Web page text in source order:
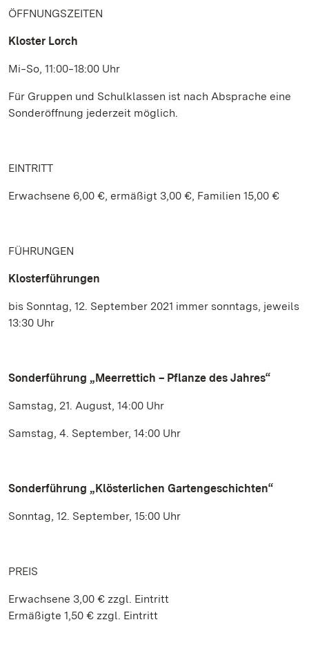
ÖFFNUNGSZEITEN
Kloster Lorch
Mi‒So, 11:00‒18:00 Uhr
Für Gruppen und Schulklassen ist nach Absprache eine
Sonderöffnung jederzeit möglich.
EINTRITT
Erwachsene 6,00 €, ermäßigt 3,00 €, Familien 15,00 €
FÜHRUNGEN
Klosterführungen
bis Sonntag, 12. September 2021 immer sonntags, jeweils
13:30 Uhr
Sonderführung „Meerrettich – Pflanze des Jahres“
Samstag, 21. August, 14:00 Uhr
Samstag, 4. September, 14:00 Uhr
Sonderführung „Klösterlichen Gartengeschichten“
Sonntag, 12. September, 15:00 Uhr
PREIS
Erwachsene 3,00 € zzgl. Eintritt
Ermäßigte 1,50 € zzgl. Eintritt